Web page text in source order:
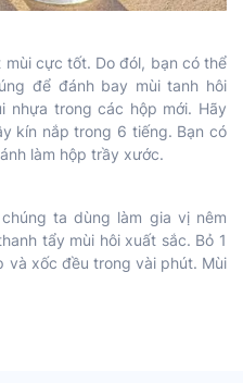
cực tốt. Do đól, bạn có thể
để đánh bay mùi tanh hôi
nhựa trong các hộp mới. Hãy
kín nắp trong 6 tiếng. Bạn có
làm hộp trầy xước.
ta dùng làm gia vị nêm
tẩy mùi hôi xuất sắc. Bỏ 1
và xốc đều trong vài phút. Mùi